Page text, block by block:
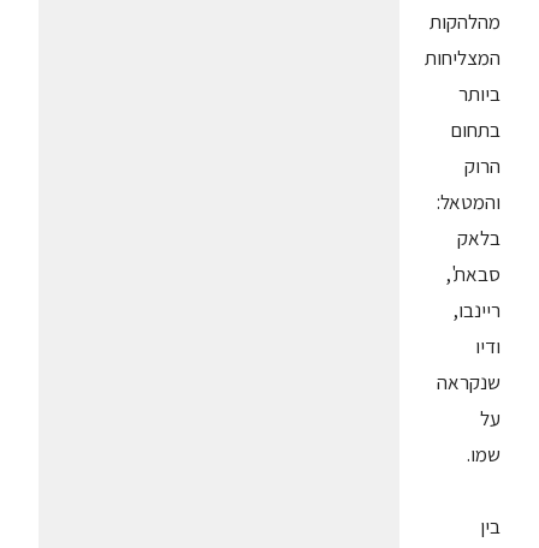
מהלהקות
המצליחות
ביותר
בתחום
הרוק
והמטאל:
בלאק
סבאת',
ריינבו,
ודיו
שנקראה
על
שמו.
בין